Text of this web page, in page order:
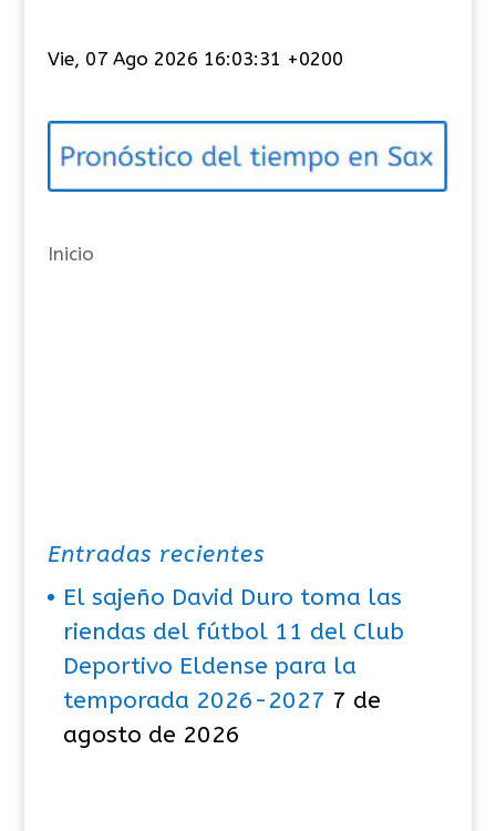
e
o
í
s
Vie, 07 Ago 2026 16:03:31 +0200
Inicio
Entradas recientes
El sajeño David Duro toma las
riendas del fútbol 11 del Club
Deportivo Eldense para la
temporada 2026-2027 7 de
agosto de 2026